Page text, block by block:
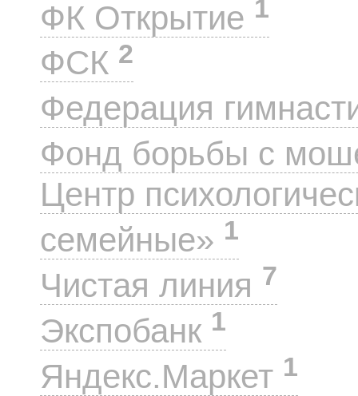
ФК Открытие 1
ФСК 2
Федерация
Фонд борьбы с
Центр
семейные» 1
Чистая линия 7
Экспобанк 1
Яндекс.Маркет 1